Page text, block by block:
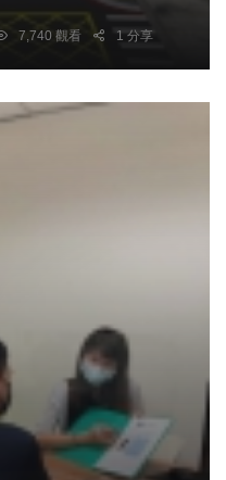
7,740 觀看 1 分享